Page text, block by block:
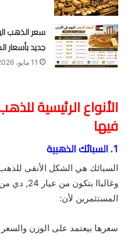
جديد بأسعار
11 مايو، 2026
الأنواع الرئيسية
فيها
1. السبائك الذهبية
وغالباا
المستثمرين لأن:
سعرها بيعتمد على الوزن